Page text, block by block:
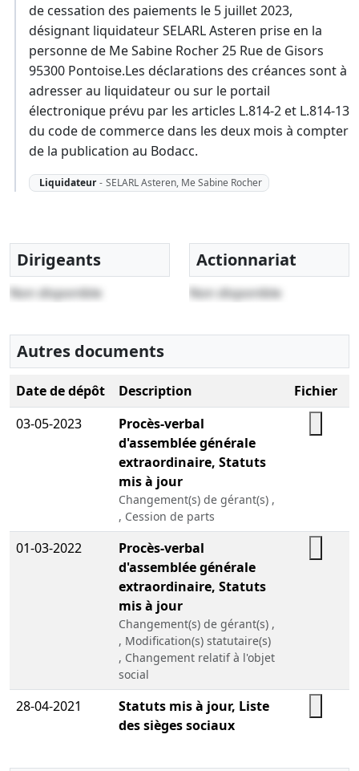
de cessation des paiements le 5 juillet 2023,
désignant liquidateur SELARL Asteren prise en la
personne de Me Sabine Rocher 25 Rue de Gisors
95300 Pontoise.Les déclarations des créances sont à
adresser au liquidateur ou sur le portail
électronique prévu par les articles L.814-2 et L.814-13
du code de commerce dans les deux mois à compter
de la publication au Bodacc.
Liquidateur - SELARL Asteren, Me Sabine Rocher
Dirigeants
Non disponible
Actionnariat
Non disponible
Autres documents
Date de dépôt Description
Fichier
03-05-2023
Procès-verbal
d'assemblée générale
extraordinaire, Statuts
mis à jour
Changement(s) de gérant(s) ,
, Cession de parts
01-03-2022
Procès-verbal
d'assemblée générale
extraordinaire, Statuts
mis à jour
Changement(s) de gérant(s) ,
, Modification(s) statutaire(s)
, Changement relatif à l'objet
social
28-04-2021
Statuts mis à jour, Liste
des sièges sociaux
verbal d'assemblée